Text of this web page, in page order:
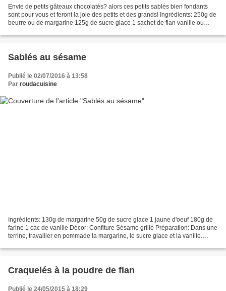
Envie de petits gâteaux chocolatés? alors ces petits sablés bien fondants
sont pour vous et feront la joie des petits et des grands! Ingrédients: 250g de
beurre ou de margarine 125g de sucre glace 1 sachet de flan vanille ou
Sablés au sésame
Publié le 02/07/2016 à 13:58
Par roudacuisine
Ingrédients: 130g de margarine 50g de sucre glace 1 jaune d'oeuf 180g de
farine 1 càc de vanille Décor: Confiture Sésame grillé Préparation: Dans une
terrine, travailler en pommade la margarine, le sucre glace et la vanille.
Craquelés à la poudre de flan
Publié le 24/05/2015 à 18:29